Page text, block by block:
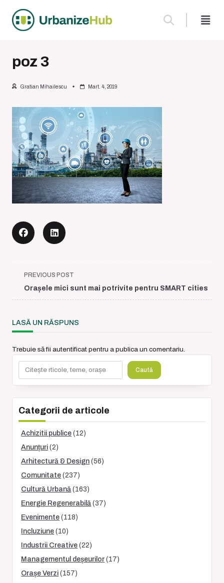
content
poz 3
Gratian Mihailescu Mart. 4, 2019
<span
class="nav-
subtitle
reader-
text">Page</span>
PREVIOUS POST
Orașele mici sunt mai potrivite pentru SMART cities
LASĂ UN RĂSPUNS
Trebuie să fii autentificat pentru a publica un comentariu.
Caută
Categorii de articole
Achizitii publice (12)
Anunțuri (2)
Arhitectură & Design (56)
Comunitate (237)
Cultură Urbană (163)
Energie Regenerabilă (37)
Evenimente (118)
Incluziune (10)
Industrii Creative (22)
Managementul deșeurilor (17)
Orașe Verzi (157)